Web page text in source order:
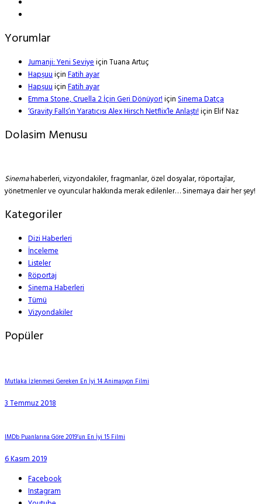
Yorumlar
Jumanji: Yeni SeviyeiçinTuana Artuç
HapşuuiçinFatih ayar
HapşuuiçinFatih ayar
Emma Stone, Cruella 2 İçin Geri Dönüyor!içinSinema Datça
‘Gravity Falls’ın Yaratıcısı Alex Hirsch Netflix’le Anlaştı!içinElif Naz
Dolasim Menusu
Sinemahaberleri, vizyondakiler, fragmanlar, özel dosyalar, röportajlar,
yönetmenler ve oyuncular hakkında merak edilenler… Sinemaya dair her şey!
Kategoriler
Dizi Haberleri
İnceleme
Listeler
Röportaj
Sinema Haberleri
Tümü
Vizyondakiler
Popüler
Mutlaka İzlenmesi Gereken En İyi 14 Animasyon Filmi
3 Temmuz 2018
IMDb Puanlarına Göre 2019’un En İyi 15 Filmi
6 Kasım 2019
Facebook
Instagram